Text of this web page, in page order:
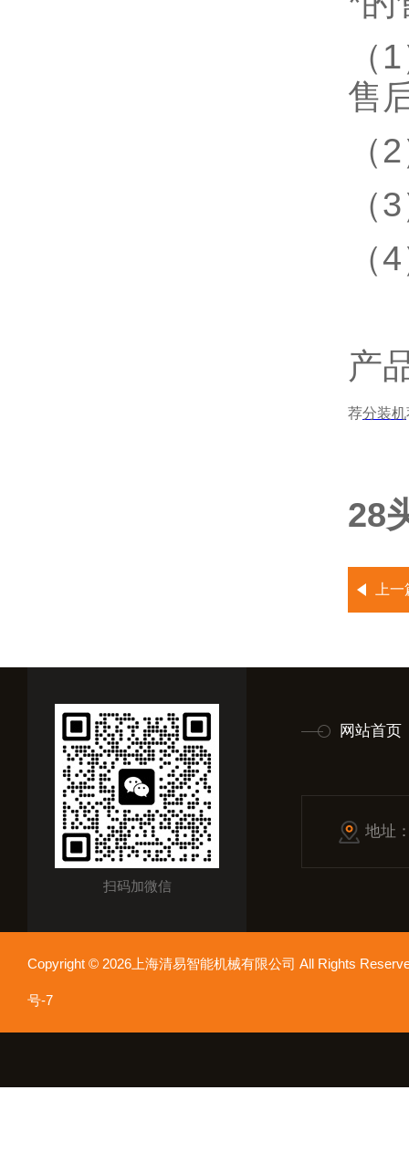
（
售
（
（
（
产
荐分装机
28
上
扫码加微信
网站首页
地址
Copyright © 2026上海清易智能机械有限公司 All Rights
号-7